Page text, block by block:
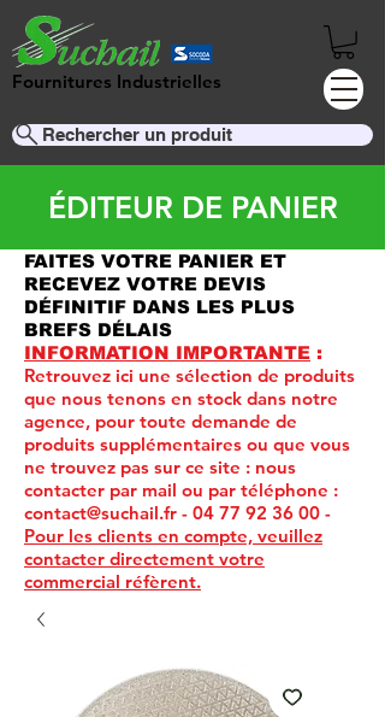
Fournitures Industrielles
Rechercher un produit
ÉDITEUR DE PANIER
FAITES VOTRE PANIER ET
RECEVEZ VOTRE DEVIS
DÉFINITIF DANS LES PLUS
BREFS DÉLAIS
INFORMATION IMPORTANTE :
Retrouvez ici une sélection de produits
que nous tenons en stock dans notre
agence, pour toute demande de
produits supplémentaires ou que vous
ne trouvez pas sur ce site : nous
contacter par mail ou par téléphone :
contact@suchail.fr - 04 77 92 36 00 -
Pour les clients en compte, veuillez
contacter directement votre
commercial réfèrent.